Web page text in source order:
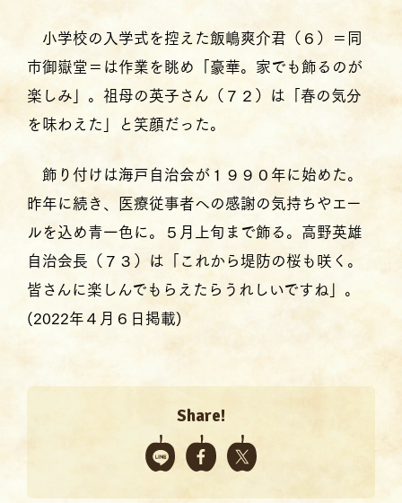
小学校の入学式を控えた飯嶋爽介君（６）＝同
市御嶽堂＝は作業を眺め「豪華。家でも飾るのが
楽しみ」。祖母の英子さん（７２）は「春の気分
を味わえた」と笑顔だった。
飾り付けは海戸自治会が１９９０年に始めた。
昨年に続き、医療従事者への感謝の気持ちやエー
ルを込め青一色に。５月上旬まで飾る。高野英雄
自治会長（７３）は「これから堤防の桜も咲く。
皆さんに楽しんでもらえたらうれしいですね」。
(2022年４月６日掲載)
Share!